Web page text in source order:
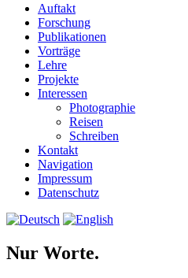
Auftakt
Forschung
Publikationen
Vorträge
Lehre
Projekte
Interessen
Photographie
Reisen
Schreiben
Kontakt
Navigation
Impressum
Datenschutz
Nur Worte.